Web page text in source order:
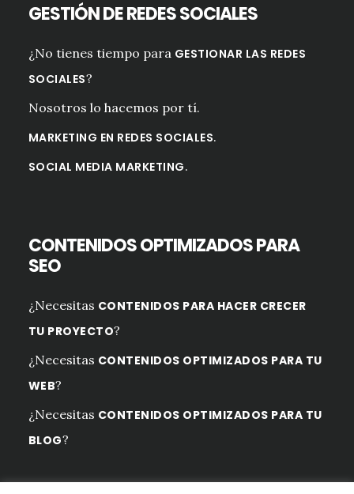
GESTIÓN DE REDES SOCIALES
¿No tienes tiempo para GESTIONAR LAS REDES
SOCIALES?
Nosotros lo hacemos por tí.
MARKETING EN REDES SOCIALES.
SOCIAL MEDIA MARKETING.
CONTENIDOS OPTIMIZADOS PARA
SEO
¿Necesitas CONTENIDOS PARA HACER CRECER
TU PROYECTO?
¿Necesitas CONTENIDOS OPTIMIZADOS PARA TU
WEB?
¿Necesitas CONTENIDOS OPTIMIZADOS PARA TU
BLOG?